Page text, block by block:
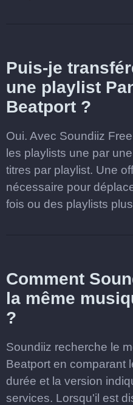
Puis-je
une playlist
Beatport ?
Oui. Avec Soundiiz
les playlists une par
titres par playlist. Une
nécessaire pour
fois ou des playlists
Comment
la même
?
Soundiiz recherche le
Beatport en comparant
durée et la version
services. Lorsqu'il est